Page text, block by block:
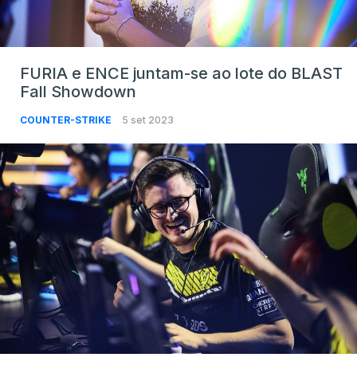
FURIA e ENCE juntam-se ao lote do BLAST
Fall Showdown
COUNTER-STRIKE 5 set 2023